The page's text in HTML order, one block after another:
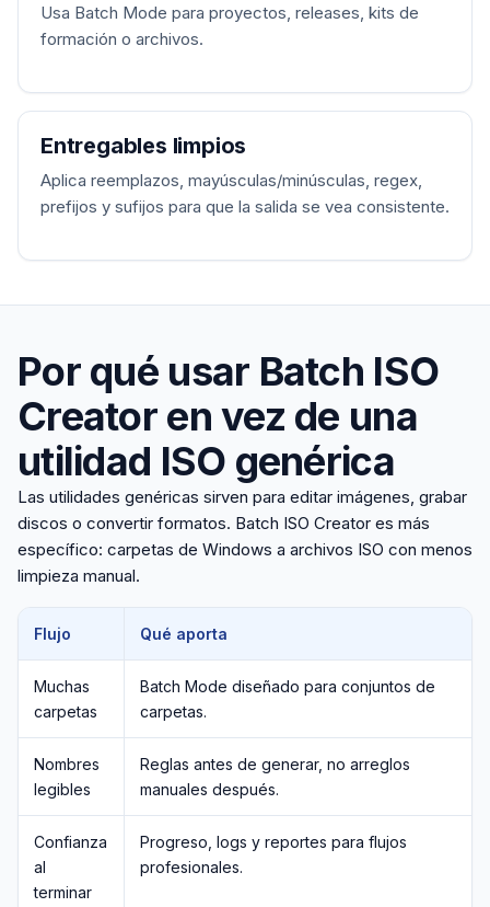
Usa Batch Mode para proyectos, releases, kits de
formación o archivos.
Entregables limpios
Aplica reemplazos, mayúsculas/minúsculas, regex,
prefijos y sufijos para que la salida se vea consistente.
Por qué usar Batch ISO
Creator en vez de una
utilidad ISO genérica
Las utilidades genéricas sirven para editar imágenes, grabar
discos o convertir formatos. Batch ISO Creator es más
específico: carpetas de Windows a archivos ISO con menos
limpieza manual.
Flujo Qué aporta
Muchas
carpetas
Batch Mode diseñado para conjuntos de
carpetas.
Nombres
legibles
Reglas antes de generar, no arreglos
manuales después.
Confianza
al
terminar
Progreso, logs y reportes para flujos
profesionales.